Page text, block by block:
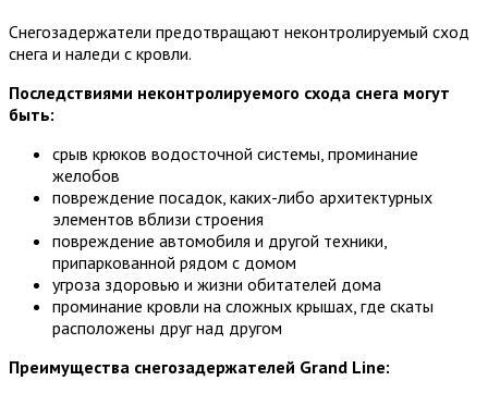
Снегозадержатели предотвращают неконтролируемый сход
снега и наледи с кровли.
Последствиями неконтролируемого схода снега могут
быть:
срыв крюков водосточной системы, проминание
желобов
повреждение посадок, каких-либо архитектурных
элементов вблизи строения
повреждение автомобиля и другой техники,
припаркованной рядом с домом
угроза здоровью и жизни обитателей дома
проминание кровли на сложных крышах, где скаты
расположены друг над другом
Преимущества снегозадержателей Grand Line: